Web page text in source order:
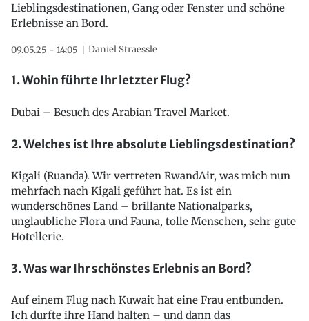
Lieblingsdestinationen, Gang oder Fenster und schöne
Erlebnisse an Bord.
09.05.25 - 14:05 Daniel Straessle
1. Wohin führte Ihr letzter Flug?
Dubai – Besuch des Arabian Travel Market.
2. Welches ist Ihre absolute Lieblingsdestination?
Kigali (Ruanda). Wir vertreten RwandAir, was mich nun
mehrfach nach Kigali geführt hat. Es ist ein
wunderschönes Land – brillante Nationalparks,
unglaubliche Flora und Fauna, tolle Menschen, sehr gute
Hotellerie.
3. Was war Ihr schönstes Erlebnis an Bord?
Auf einem Flug nach Kuwait hat eine Frau entbunden.
Ich durfte ihre Hand halten – und dann das